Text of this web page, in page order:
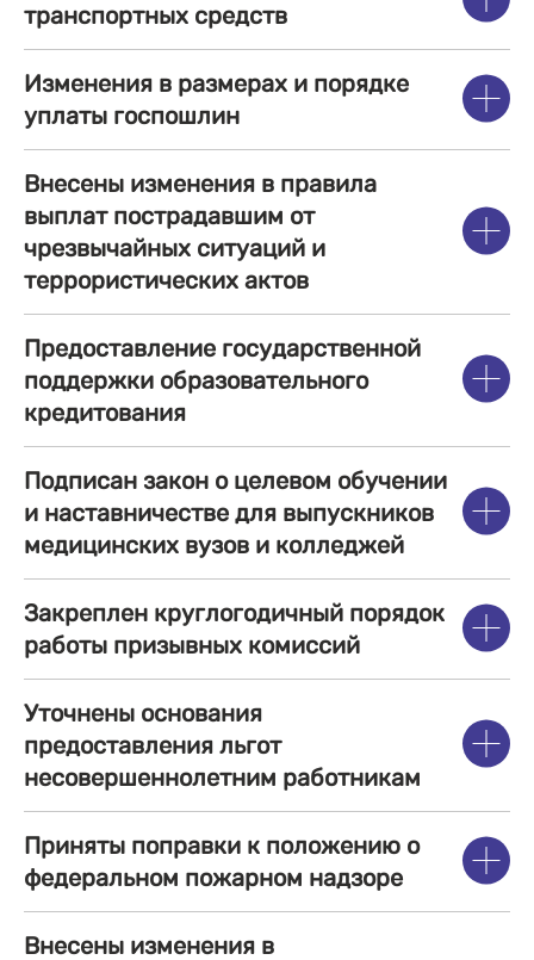
транспортных средств
Изменения в размерах и порядке
уплаты госпошлин
Внесены изменения в правила
выплат пострадавшим от
чрезвычайных ситуаций и
террористических актов
Предоставление государственной
поддержки образовательного
кредитования
Подписан закон о целевом обучении
и наставничестве для выпускников
медицинских вузов и колледжей
Закреплен круглогодичный порядок
работы призывных комиссий
Уточнены основания
предоставления льгот
несовершеннолетним работникам
Приняты поправки к положению о
федеральном пожарном надзоре
Внесены изменения в